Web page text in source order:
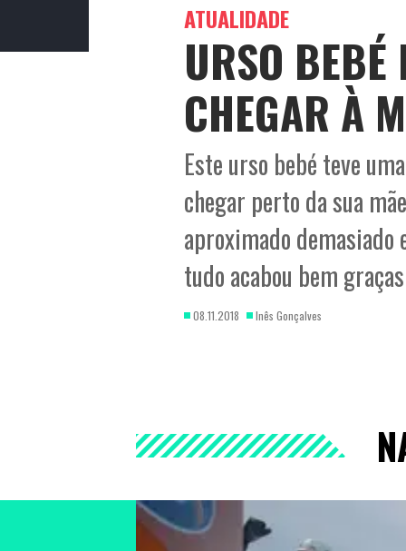
ATUALIDADE
URSO BEBÉ
CHEGAR À
Este urso bebé teve
chegar perto da sua
aproximado
tudo acabou bem
08.11.2018 Inês Gonçalves